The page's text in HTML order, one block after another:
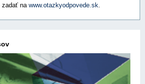
zadať nawww.otazkyodpovede.sk.